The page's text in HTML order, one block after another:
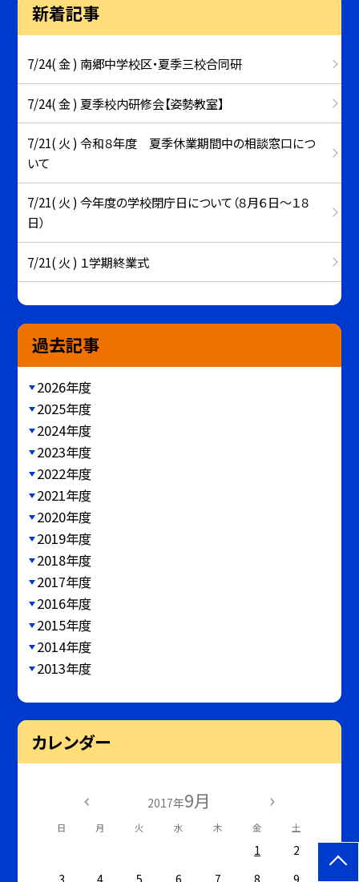
新着記事
7/24( 金 ) 南郷中学校区・夏季三校合同研
7/24( 金 ) 夏季校内研修会【姿勢教室】
7/21( 火 ) 令和８年度 夏季休業期間中の相談窓口につ
いて
7/21( 火 ) 今年度の学校閉庁日について（８月６日～１８
日）
7/21( 火 ) １学期終業式
過去記事
2026年度
2025年度
2024年度
2023年度
2022年度
2021年度
2020年度
2019年度
2018年度
2017年度
2016年度
2015年度
2014年度
2013年度
カレンダー
2017年9月
日 月 火 水 木 金 土
1
2
3
4 5 6 7 8 9